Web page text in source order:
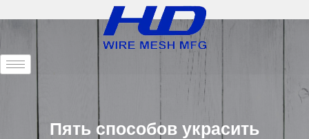
Пять способов украсить